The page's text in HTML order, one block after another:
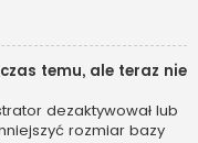
temu, ale teraz nie
dezaktywował lub
rozmiar bazy